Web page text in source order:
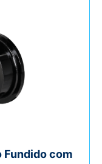
Fundido com